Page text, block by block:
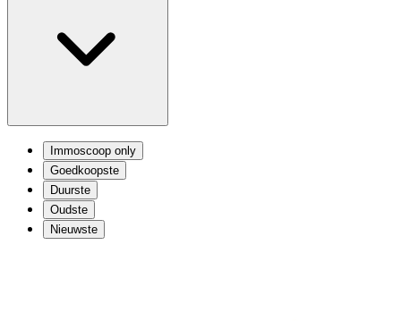
Immoscoop only
Goedkoopste
Duurste
Oudste
Nieuwste